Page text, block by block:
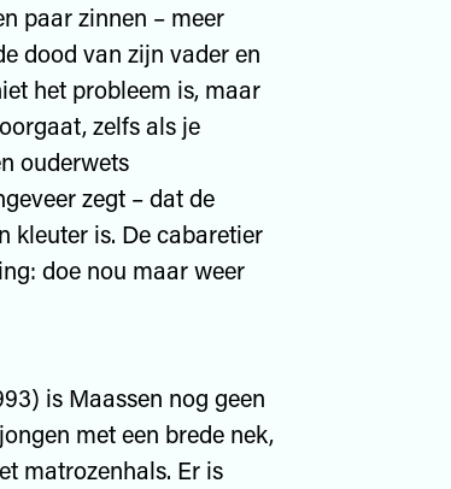
paar zinnen – meer
dood van zijn vader en
het probleem is, maar
zelfs als je
ouderwets
zegt – dat de
kleuter is. De cabaretier
doe nou maar weer
is Maassen nog geen
met een brede nek,
matrozenhals. Er is